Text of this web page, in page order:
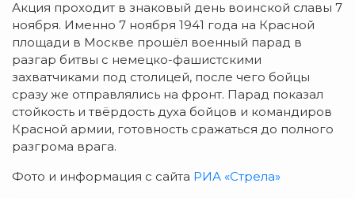
Акция проходит в знаковый день воинской славы 7
ноября. Именно 7 ноября 1941 года на Красной
площади в Москве прошёл военный парад в
разгар битвы с немецко-фашистскими
захватчиками под столицей, после чего бойцы
сразу же отправлялись на фронт. Парад показал
стойкость и твёрдость духа бойцов и командиров
Красной армии, готовность сражаться до полного
разгрома врага.
Фото и информация с сайта РИА «Стрела»